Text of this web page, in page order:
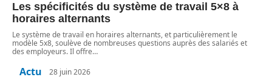
Les spécificités du système de travail 5×8 à
horaires alternants
Le système de travail en horaires alternants, et particulièrement le
modèle 5x8, soulève de nombreuses questions auprès des salariés et
des employeurs. Il offre…
Actu 28 juin 2026